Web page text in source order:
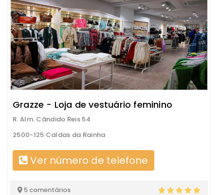
Grazze - Loja de vestuário feminino
R. Alm. Cândido Reis 54
2500-125 Caldas da Rainha
Ver número de telefone
5 comentários